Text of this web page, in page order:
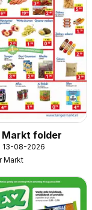
Markt folder
08-2026
Markt